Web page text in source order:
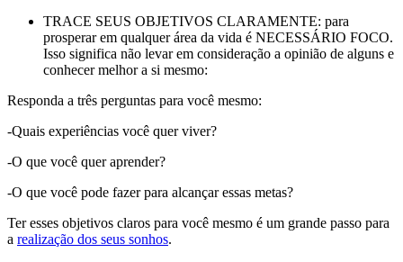
TRACE SEUS OBJETIVOS CLARAMENTE: para
prosperar em qualquer área da vida é NECESSÁRIO FOCO.
Isso significa não levar em consideração a opinião de alguns e
conhecer melhor a si mesmo:
Responda a três perguntas para você mesmo:
-Quais experiências você quer viver?
-O que você quer aprender?
-O que você pode fazer para alcançar essas metas?
Ter esses objetivos claros para você mesmo é um grande passo para
a realização dos seus sonhos.